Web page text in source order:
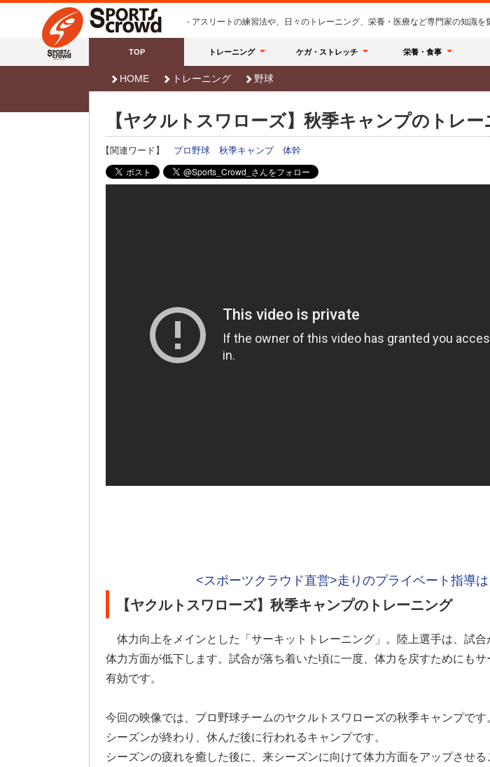
- アスリートの練習法や、日々のトレーニング、栄養・医療など専門家の知識
TOP トレーニング ケガ・ストレッチ 栄養・食事
HOME トレーニング 野球
【ヤクルトスワローズ】秋季キャンプのトレ
【関連ワード】 プロ野球 秋季キャンプ 体幹
<スポーツクラウド直営>走りのプライベート指導は
【ヤクルトスワローズ】秋季キャンプのトレーニング
体力向上をメインとした「サーキットトレーニング」。陸上選手は、試合
体力方面が低下します。試合が落ち着いた頃に一度、体力を戻すためにも
有効です。
今回の映像では、プロ野球チームのヤクルトスワローズの秋季キャンプです
シーズンが終わり、休んだ後に行われるキャンプです。
シーズンの疲れを癒した後に、来シーズンに向けて体力方面をアップさせる